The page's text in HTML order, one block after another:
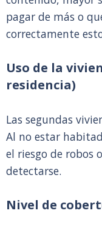
pagar de más o
correctamente
Uso de la
residencia)
Las segundas
Al no estar
el riesgo de robos
detectarse.
Nivel de